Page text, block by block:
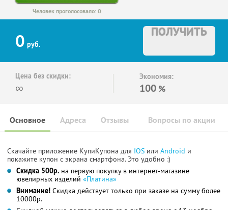
Человек проголосовало: 0
0 руб.
ПОЛУЧИТЬ
Цена без скидки:
∞
Экономия:
100 %
Основное Отзывы Вопросы по акции
Адреса
Скачайте приложение КупиКупона для IOS или Android и
покажите купон с экрана смартфона. Это удобно :)
Скидка 500р. на первую покупку в интернет-магазине
ювелирных изделий «Платина»
Внимание! Скидка действует только при заказе на сумму более
10000р.